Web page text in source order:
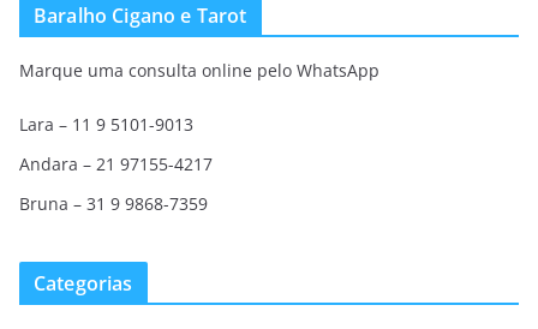
Baralho Cigano e Tarot
Marque uma consulta online pelo WhatsApp
Lara – 11 9 5101-9013
Andara – 21 97155-4217
Bruna – 31 9 9868-7359
Categorias